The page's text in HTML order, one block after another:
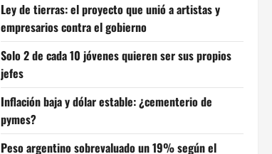
Ley de tierras: el proyecto que unió a artistas y
empresarios contra el gobierno
Solo 2 de cada 10 jóvenes quieren ser sus propios
jefes
Inflación baja y dólar estable: ¿cementerio de
pymes?
Peso argentino sobrevaluado un 19% según el